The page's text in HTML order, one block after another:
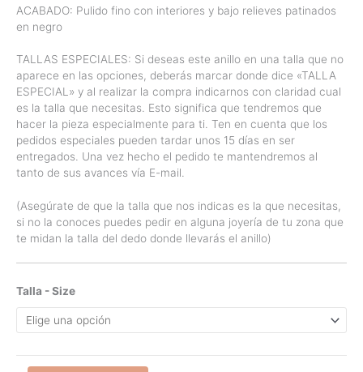
ACABADO: Pulido fino con interiores y bajo relieves patinados
en negro
TALLAS ESPECIALES: Si deseas este anillo en una talla que no
aparece en las opciones, deberás marcar donde dice «TALLA
ESPECIAL» y al realizar la compra indicarnos con claridad cual
es la talla que necesitas. Esto significa que tendremos que
hacer la pieza especialmente para ti. Ten en cuenta que los
pedidos especiales pueden tardar unos 15 días en ser
entregados. Una vez hecho el pedido te mantendremos al
tanto de sus avances vía E-mail.
(Asegúrate de que la talla que nos indicas es la que necesitas,
si no la conoces puedes pedir en alguna joyería de tu zona que
te midan la talla del dedo donde llevarás el anillo)
Talla - Size